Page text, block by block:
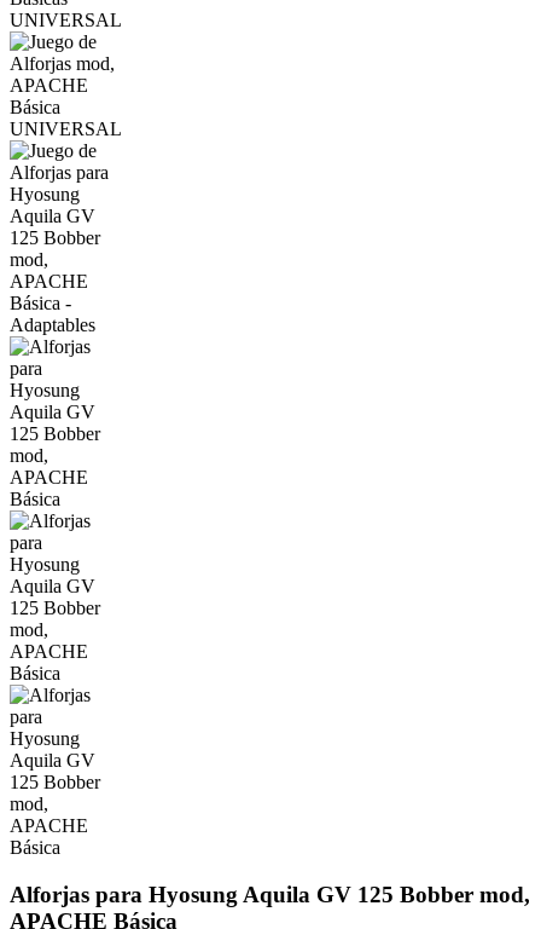
Alforjas para Hyosung Aquila GV 125 Bobber mod,
APACHE Básica